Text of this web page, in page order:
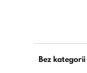
Bez kategorii